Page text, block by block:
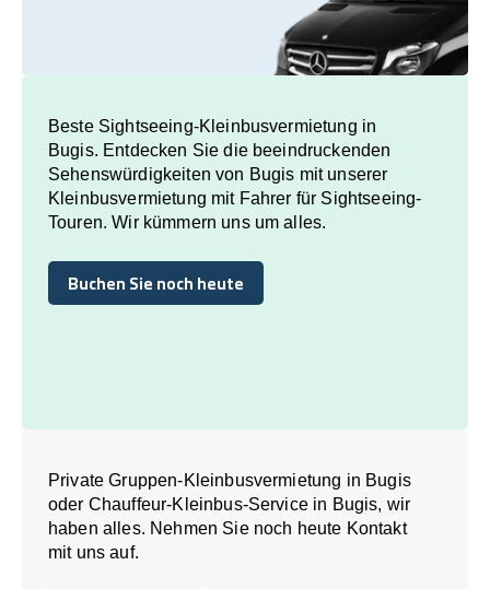
Beste Sightseeing-Kleinbusvermietung in
Bugis. Entdecken Sie die beeindruckenden
Sehenswürdigkeiten von Bugis mit unserer
Kleinbusvermietung mit Fahrer für Sightseeing-
Touren. Wir kümmern uns um alles.
Buchen Sie noch heute
Buchen Sie noch heute
Private Gruppen-Kleinbusvermietung in Bugis
oder Chauffeur-Kleinbus-Service in Bugis, wir
haben alles. Nehmen Sie noch heute Kontakt
mit uns auf.